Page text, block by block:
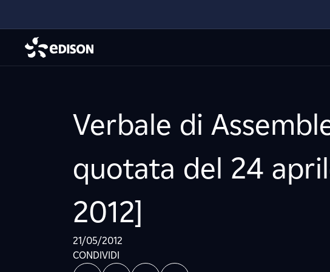
Verbale di
quotata del 24
2012]
21/05/2012
CONDIVIDI